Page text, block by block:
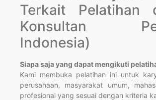
Terkait Pelatihan
Konsultan
Indonesia)
Siapa saja yang dapat mengikuti
Kami membuka pelatihan ini untuk
perusahaan, masyarakat umum,
profesional yang sesuai dengan kriteria